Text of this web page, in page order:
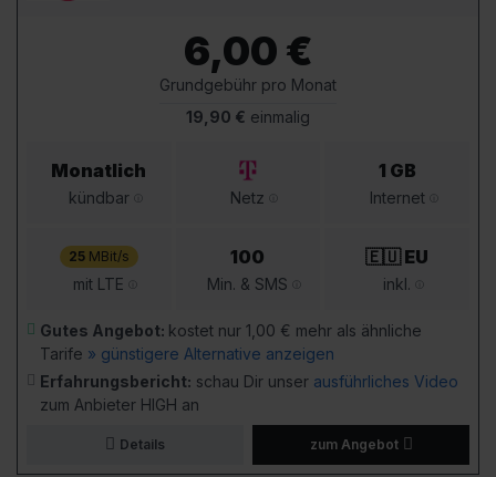
6,00 €
Grundgebühr pro Monat
19,90 € einmalig
Monatlich
kündbar Netz
1 GB
Internet
25MBit/s
mit LTE
100
Min. & SMS
🇪🇺 EU
inkl.
Gutes Angebot: kostet nur 1,00 € mehr als ähnliche
Tarife » günstigere Alternative anzeigen
Erfahrungsbericht: schau Dir unser ausführliches Video
zum Anbieter HIGH an
Details zum Angebot